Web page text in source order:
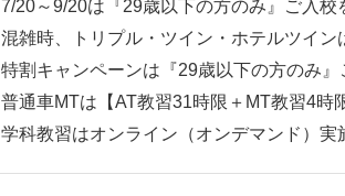
7/20～9/20は『29歳以下の方のみ』ご入校
混雑時、トリプル・ツイン・ホテルツイン
特割キャンペーンは『29歳以下の方のみ
普通車MTは【AT教習31時限＋MT教習4時
学科教習はオンライン（オンデマンド）